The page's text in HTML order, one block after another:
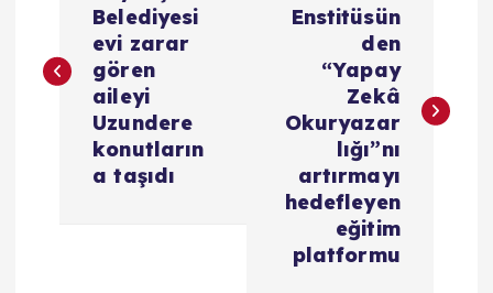
z
Belediyesi
evi zarar
gören
aileyi
Uzundere
konutların
a taşıdı
Enstitüsün
den
“Yapay
Zekâ
Okuryazar
lığı”nı
artırmayı
hedefleyen
eğitim
platformu